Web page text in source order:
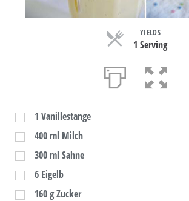
YIELDS
1 Serving
1 Vanillestange
400 ml Milch
300 ml Sahne
6 Eigelb
160gZucker